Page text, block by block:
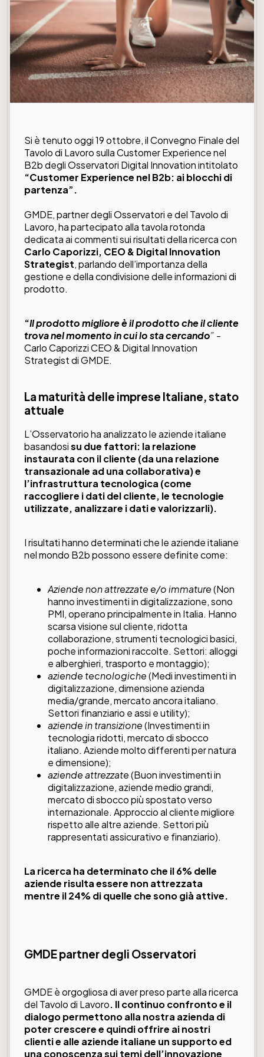
Si è tenuto oggi 19 ottobre, il Convegno Finale del
Tavolo di Lavoro sulla Customer Experience nel
B2bdegliOsservatori Digital Innovationintitolato
“Customer Experience nel B2b: ai blocchi di
partenza”.
GMDE, partner degli Osservatori e del Tavolo di
Lavoro, ha partecipato alla tavola rotonda
dedicata ai commenti sui risultati della ricerca con
Carlo Caporizzi, CEO & Digital Innovation
Strategist, parlando dell’importanza della
gestione e della condivisione delle informazioni di
prodotto.
“Il prodotto migliore è il prodotto che il cliente
trova nel momento in cui lo sta cercando” -
Carlo Caporizzi CEO & Digital Innovation
Strategist di GMDE.
La maturità delle imprese Italiane, stato
attuale
L’Osservatorio ha analizzato le aziende italiane
basandosisu due fattori: la relazione
instaurata con il cliente (da una relazione
transazionale ad una collaborativa) e
l’infrastruttura tecnologica (come
raccogliere i dati del cliente, le tecnologie
utilizzate, analizzare i dati e valorizzarli).
I risultati hanno determinati che le aziende italiane
nel mondo B2b possono essere definite come:
Aziende non attrezzate e/o immature(Non
hanno investimenti in digitalizzazione, sono
PMI, operano principalmente in Italia. Hanno
scarsa visione sul cliente, ridotta
collaborazione, strumenti tecnologici basici,
poche informazioni raccolte. Settori: alloggi
e alberghieri, trasporto e montaggio);
aziende tecnologiche(Medi investimenti in
digitalizzazione, dimensione azienda
media/grande, mercato ancora italiano.
Settori finanziario e assi e utility);
aziende in transizione(Investimenti in
tecnologia ridotti, mercato di sbocco
italiano. Aziende molto differenti per natura
e dimensione);
aziende attrezzate(Buon investimenti in
digitalizzazione, aziende medio grandi,
mercato di sbocco più spostato verso
internazionale. Approccio al cliente migliore
rispetto alle altre aziende. Settori più
rappresentati assicurativo e finanziario).
La ricerca ha determinato che il 6% delle
aziende risulta essere non attrezzata
mentre il 24% di quelle che sono già attive.
GMDE partner degli Osservatori
GMDE è orgogliosa di aver preso parte alla ricerca
del Tavolo di Lavoro. Il continuo confronto e il
dialogo permettono alla nostra azienda di
poter crescere e quindi offrire ai nostri
clienti e alle aziende italiane un supporto ed
una conoscenza sui temi dell’innovazione